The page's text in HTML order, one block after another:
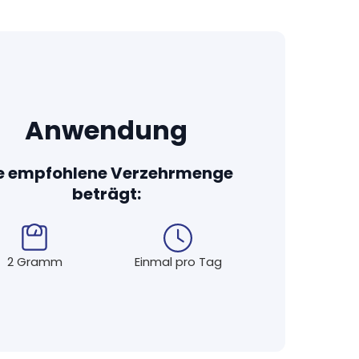
Kraft und Verträglichkeit der Wirkstoffe
sind frei von
Allergenen.
von unabhängigen und akkreditierten
Top-Qualität, auf die Sie sich verlassen
bzw. Veganer geeignet. Bei den wenigen
Anwendung
empfohlene Verzehrmenge
beträgt:
2 Gramm Einmal pro Tag